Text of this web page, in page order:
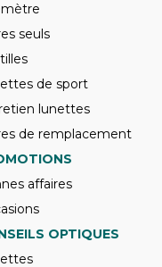
seuls
de sport
lunettes
de remplacement
affaires
OPTIQUES